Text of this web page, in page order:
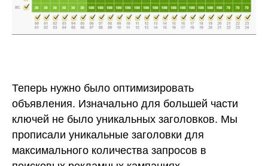
Теперь нужно было оптимизировать
объявления. Изначально для большей части
ключей не было уникальных заголовков. Мы
прописали уникальные заголовки для
максимального количества запросов в